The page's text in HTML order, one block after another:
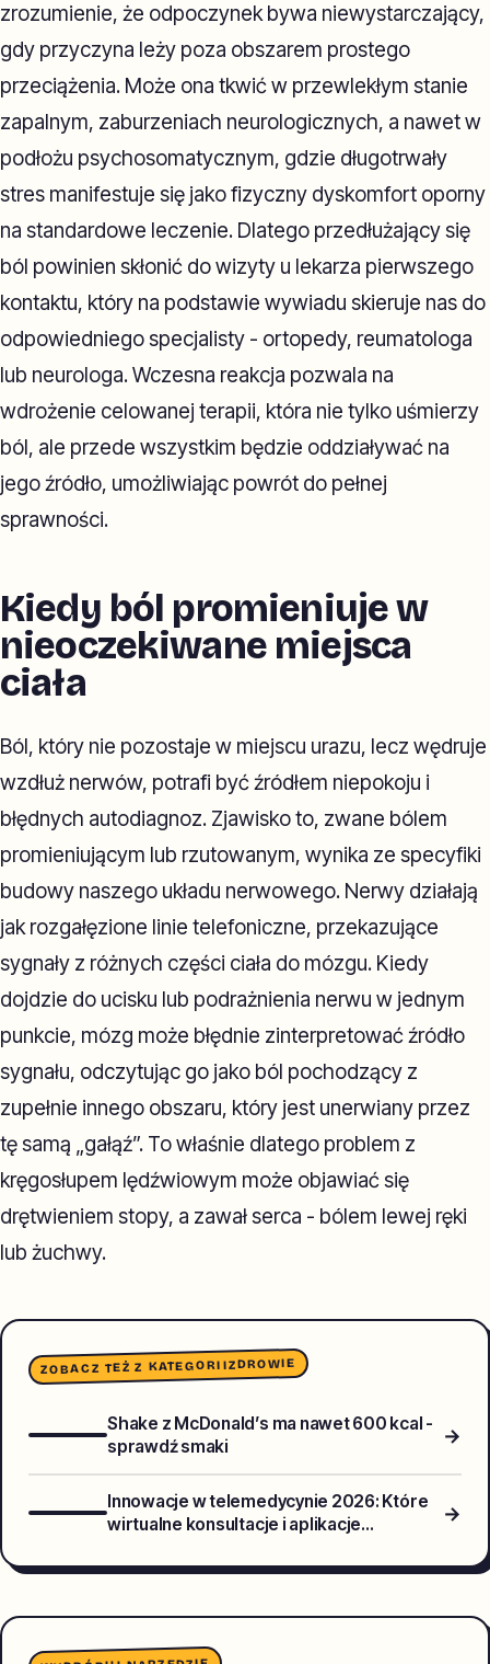
zrozumienie, że odpoczynek bywa niewystarczający,
gdy przyczyna leży poza obszarem prostego
przeciążenia. Może ona tkwić w przewlekłym stanie
zapalnym, zaburzeniach neurologicznych, a nawet w
podłożu psychosomatycznym, gdzie długotrwały
stres manifestuje się jako fizyczny dyskomfort oporny
na standardowe leczenie. Dlatego przedłużający się
ból powinien skłonić do wizyty u lekarza pierwszego
kontaktu, który na podstawie wywiadu skieruje nas do
odpowiedniego specjalisty - ortopedy, reumatologa
lub neurologa. Wczesna reakcja pozwala na
wdrożenie celowanej terapii, która nie tylko uśmierzy
ból, ale przede wszystkim będzie oddziaływać na
jego źródło, umożliwiając powrót do pełnej
sprawności.
Kiedy ból promieniuje w
nieoczekiwane miejsca
ciała
Ból, który nie pozostaje w miejscu urazu, lecz wędruje
wzdłuż nerwów, potrafi być źródłem niepokoju i
błędnych autodiagnoz. Zjawisko to, zwane bólem
promieniującym lub rzutowanym, wynika ze specyfiki
budowy naszego układu nerwowego. Nerwy działają
jak rozgałęzione linie telefoniczne, przekazujące
sygnały z różnych części ciała do mózgu. Kiedy
dojdzie do ucisku lub podrażnienia nerwu w jednym
punkcie, mózg może błędnie zinterpretować źródło
sygnału, odczytując go jako ból pochodzący z
zupełnie innego obszaru, który jest unerwiany przez
tę samą „gałąź”. To właśnie dlatego problem z
kręgosłupem lędźwiowym może objawiać się
drętwieniem stopy, a zawał serca - bólem lewej ręki
lub żuchwy.
ZOBACZ TEŻ Z KATEGORIIZDROWIE
Shake z McDonald’s ma nawet 600 kcal -
sprawdź smaki
→
Innowacje w telemedycynie 2026: Które
wirtualne konsultacje i aplikacje
→